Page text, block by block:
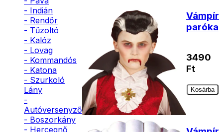
- Indián
- Rendőr
- Tűzoltó
- Kalóz
- Lovag
- Kommandós
- Katona
- Szurkoló
Lány
-
Autóversenyző
- Boszorkány
- Hercegnő
Vámpír
paróka
3490
Ft
Kosárba